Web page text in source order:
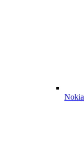
Nokia